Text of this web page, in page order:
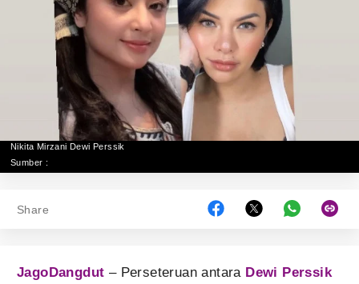
Nikita Mirzani Dewi Perssik
Sumber :
Share
JagoDangdut – Perseteruan antara Dewi Perssik